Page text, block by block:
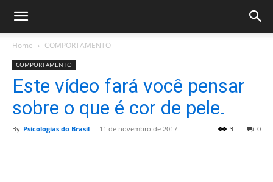
Home COMPORTAMENTO
COMPORTAMENTO
Este vídeo fará você pensar
sobre o que é cor de pele.
By Psicologias do Brasil - 11 de novembro de 2017 0
3